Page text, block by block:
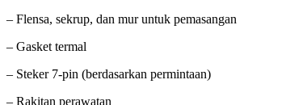
– Flensa, sekrup, dan mur untuk pemasangan
– Gasket termal
– Steker 7-pin (berdasarkan permintaan)
– Rakitan perawatan